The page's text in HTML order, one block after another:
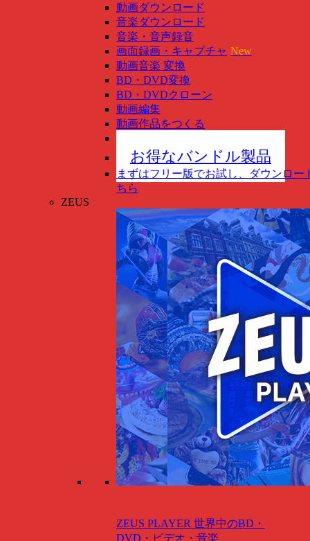
動画ダウンロード
音楽ダウンロード
音楽・音声録音
画面録画・キャプチャ New
動画音楽 変換
BD・DVD変換
BD・DVDクローン
動画編集
動画作品をつくる
お得なバンドル製品
まずはフリー版でお試し、ダウンロー
ちら
ZEUS
ZEUS PLAYER 世界中のBD・
DVD・ビデオ・音楽